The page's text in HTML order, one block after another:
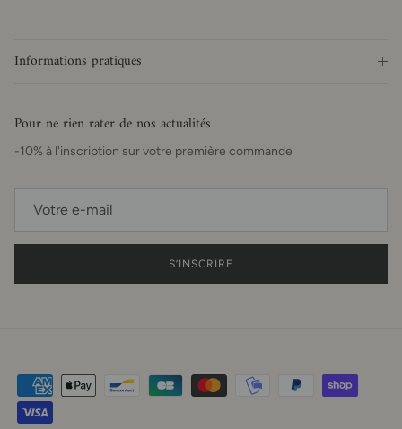
Informations pratiques
Pour ne rien rater de nos actualités
-10% à l'inscription sur votre première commande
S’INSCRIRE